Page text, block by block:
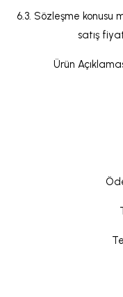
6.3. Sözleşme
satış
Ürün